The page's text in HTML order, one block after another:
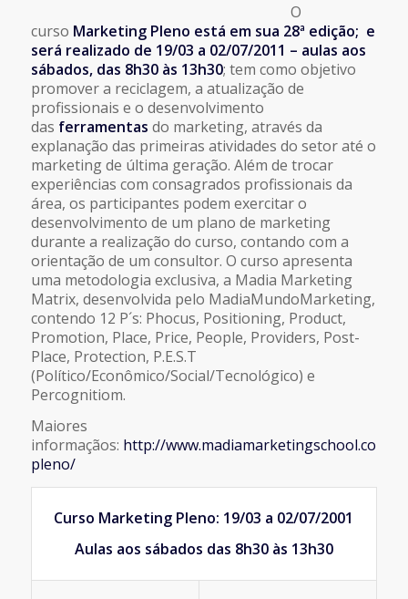
O
curso Marketing Pleno está em sua 28ª edição; e
será realizado de 19/03 a 02/07/2011 – aulas aos
sábados, das 8h30 às 13h30; tem como objetivo
promover a reciclagem, a atualização de
profissionais e o desenvolvimento
das ferramentas do marketing, através da
explanação das primeiras atividades do setor até o
marketing de última geração. Além de trocar
experiências com consagrados profissionais da
área, os participantes podem exercitar o
desenvolvimento de um plano de marketing
durante a realização do curso, contando com a
orientação de um consultor. O curso apresenta
uma metodologia exclusiva, a Madia Marketing
Matrix, desenvolvida pelo MadiaMundoMarketing,
contendo 12 P´s: Phocus, Positioning, Product,
Promotion, Place, Price, People, Providers, Post-
Place, Protection, P.E.S.T
(Político/Econômico/Social/Tecnológico) e
Percognitiom.
Maiores
informaçãos: http://
pleno/
Curso Marketing Pleno: 19/03 a 02/07/2001
Aulas aos sábados das 8h30 às 13h30